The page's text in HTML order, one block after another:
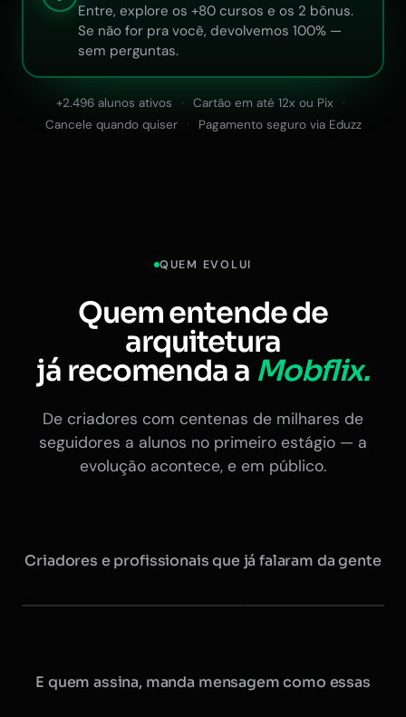
QUEM EVOLUI
Quem entende de
arquitetura
já recomenda a Mobflix.
De criadores com centenas de milhares de
seguidores a alunos no primeiro estágio — a
evolução acontece, e em público.
Criadores e profissionais que já falaram da gente
Maurício @arquitretas Eduardo Nóbrega
E quem assina, manda mensagem como essas
Entre, explore os +80 cursos e os 2 bônus.
Se não for pra você, devolvemos 100% —
sem perguntas.
+2.496 alunos ativos
Cartão em até 12x ou Pix
Cancele quando quiser
Pagamento seguro via Eduzz